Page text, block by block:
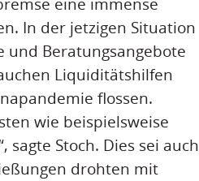
In der jetzigen Situation
und Beratungsangebote
Liquiditätshilfen
flossen.
wie beispielsweise
Stoch. Dies sei auch
drohten mit